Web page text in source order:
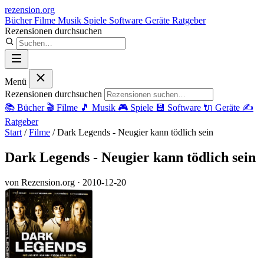
rezension.org
BücherFilme Musik Spiele Software Geräte Ratgeber
Rezensionen durchsuchen
Menü
Rezensionen durchsuchen
📚 Bücher 🎬 Filme 🎵 Musik 🎮 Spiele 💾 Software 🔌 Geräte ✍️
Ratgeber
Start / Filme / Dark Legends - Neugier kann tödlich sein
Dark Legends - Neugier kann tödlich sein
von Rezension.org · 2010-12-20